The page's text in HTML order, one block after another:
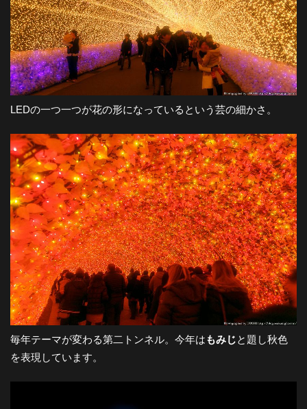
LEDの一つ一つが花の形になっているという芸の細かさ。
毎年テーマが変わる第二トンネル。今年はもみじと題し秋色
を表現しています。